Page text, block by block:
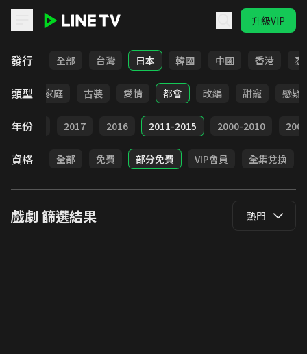
升級VIP
發行 全部 台灣 日本 韓國 中國 香港 泰
類型
校園 家庭 古裝 愛情 都會 改編 甜寵 懸疑
年份
2018 2017 2016 2011-2015 2000-2010
資格 全部 免費 部分免費 VIP會員 全集兌換
戲劇 篩選結果 熱門